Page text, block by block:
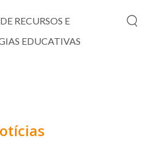
RECURSOS E
EDUCATIVAS